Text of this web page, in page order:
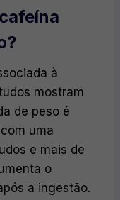
à
mostram
de peso é
uma
e mais de
o
a ingestão.